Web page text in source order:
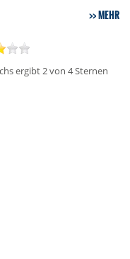
MEHR
ergibt 2 von 4 Sternen